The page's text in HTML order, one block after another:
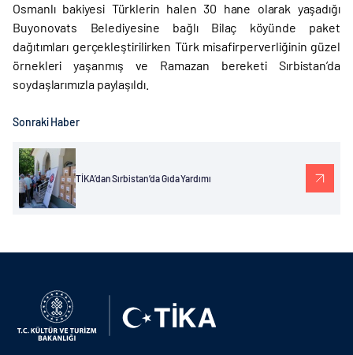
Osmanlı bakiyesi Türklerin halen 30 hane olarak yaşadığı
Buyonovats Belediyesine bağlı Bilaç köyünde paket
dağıtımları gerçekleştirilirken Türk misafirperverliğinin güzel
örnekleri yaşanmış ve Ramazan bereketi Sırbistan’da
soydaşlarımızla paylaşıldı.
Sonraki Haber
TİKA’dan Sırbistan’da Gıda Yardımı